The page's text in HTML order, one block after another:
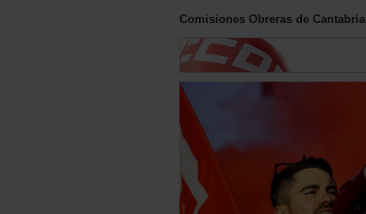
Comisiones Obreras de Cantabria